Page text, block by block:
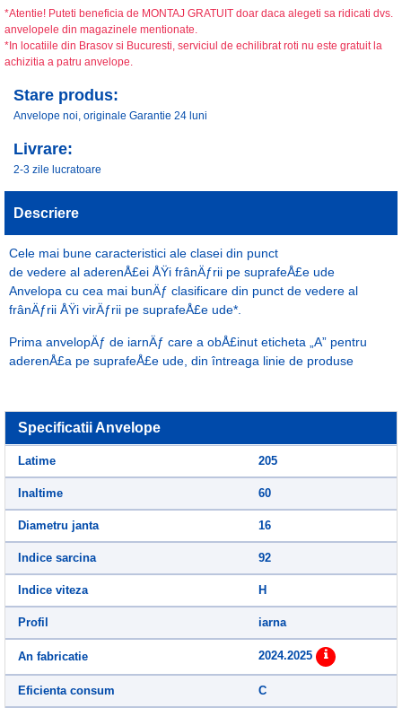
*Atentie! Puteti beneficia de MONTAJ GRATUIT doar daca alegeti sa ridicati dvs.
anvelopele din magazinele mentionate.
*In locatiile din Brasov si Bucuresti, serviciul de echilibrat roti nu este gratuit la
achizitia a patru anvelope.
Stare produs:
Anvelope noi, originale Garantie 24 luni
Livrare:
2-3 zile lucratoare
Descriere
Cele mai bune caracteristici ale clasei din punct
de vedere al aderenÅ£ei ÅŸi frânÄƒrii pe suprafeÅ£e ude
Anvelopa cu cea mai bunÄƒ clasificare din punct de vedere al
frânÄƒrii ÅŸi virÄƒrii pe suprafeÅ£e ude*.
Prima anvelopÄƒ de iarnÄƒ care a obÅ£inut eticheta „A” pentru
aderenÅ£a pe suprafeÅ£e ude, din întreaga linie de produse
Specificatii Anvelope
Latime 205
Inaltime 60
Diametru janta 16
Indice sarcina 92
Indice viteza H
Profil iarna
An fabricatie 2024.2025
Eficienta consum C